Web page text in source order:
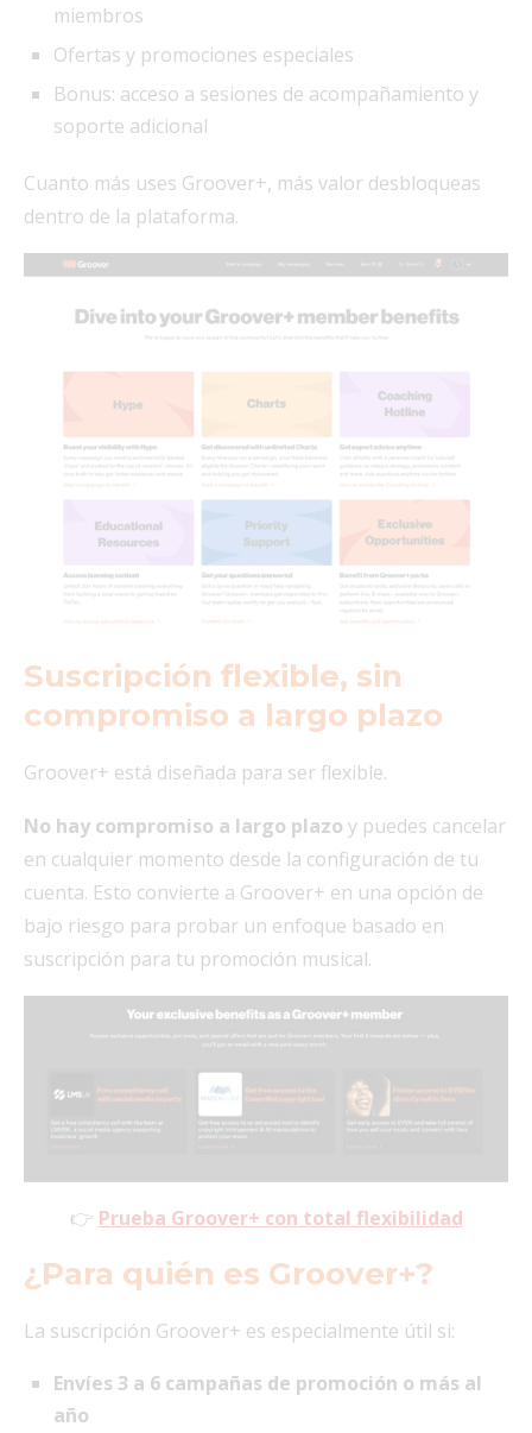
miembros
Ofertas y promociones especiales
Bonus: acceso a sesiones de acompañamiento y
soporte adicional
Cuanto más uses Groover+, más valor desbloqueas
dentro de la plataforma.
Suscripción flexible, sin
compromiso a largo plazo
Groover+ está diseñada para ser flexible.
No hay compromiso a largo plazo y puedes cancelar
en cualquier momento desde la configuración de tu
cuenta. Esto convierte a Groover+ en una opción de
bajo riesgo para probar un enfoque basado en
suscripción para tu promoción musical.
👉 Prueba Groover+ con total flexibilidad
¿Para quién es Groover+?
La suscripción Groover+ es especialmente útil si:
Envíes 3 a 6 campañas de promoción o más al
año